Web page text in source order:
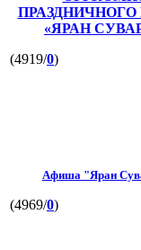
«ЯРАН СУВАР
(4919/0)
Афиша "Яран
(4969/0)